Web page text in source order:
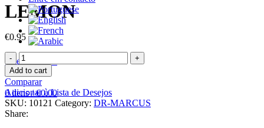
0 itens
Menu
0itens / €0.00
LEMON
€0.95
DR.MARCUS
FRESH
BAG
LEMON
quantity
Add to cart
Comparar
Adicionar à Lista de Desejos
SKU: 10121 Category: DR-MARCUS
Share: